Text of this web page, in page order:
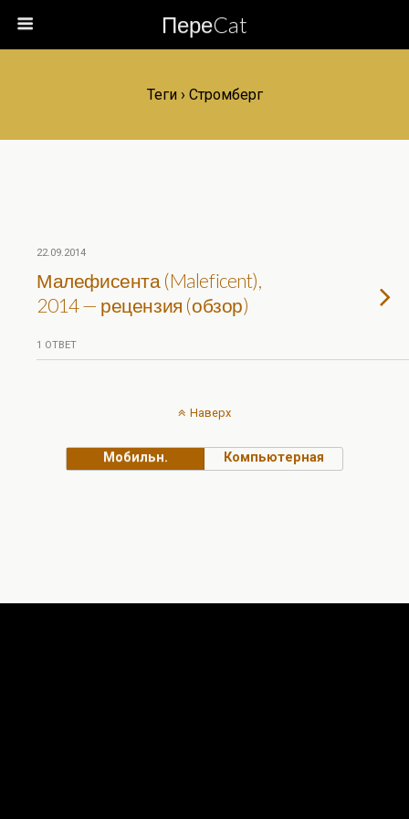
ПереCat
Теги › Стромберг
22.09.2014
Малефисента (Maleficent),
2014 — рецензия (обзор)
1 ОТВЕТ
Наверх
Мобильн. Компьютерная